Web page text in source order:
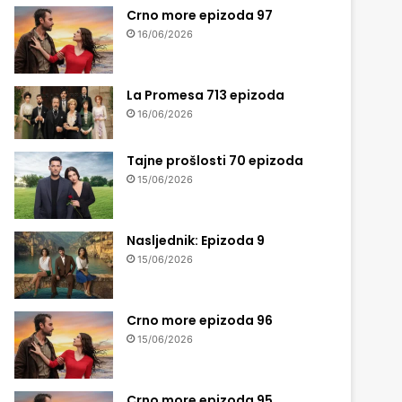
Crno more epizoda 97
16/06/2026
La Promesa 713 epizoda
16/06/2026
Tajne prošlosti 70 epizoda
15/06/2026
Nasljednik: Epizoda 9
15/06/2026
Crno more epizoda 96
15/06/2026